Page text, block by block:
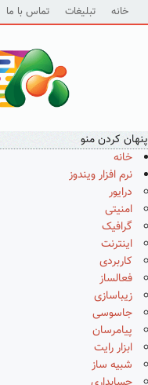
خانه تبلیغات تماس با ما
پنهان کردن منو
خانه
نرم افزار ویندوز
درایور
امنیتی
گرافیک
اینترنت
کاربردی
فعالساز
زیباسازی
جاسوسی
پیامرسان
ابزار رایت
شبیه ساز